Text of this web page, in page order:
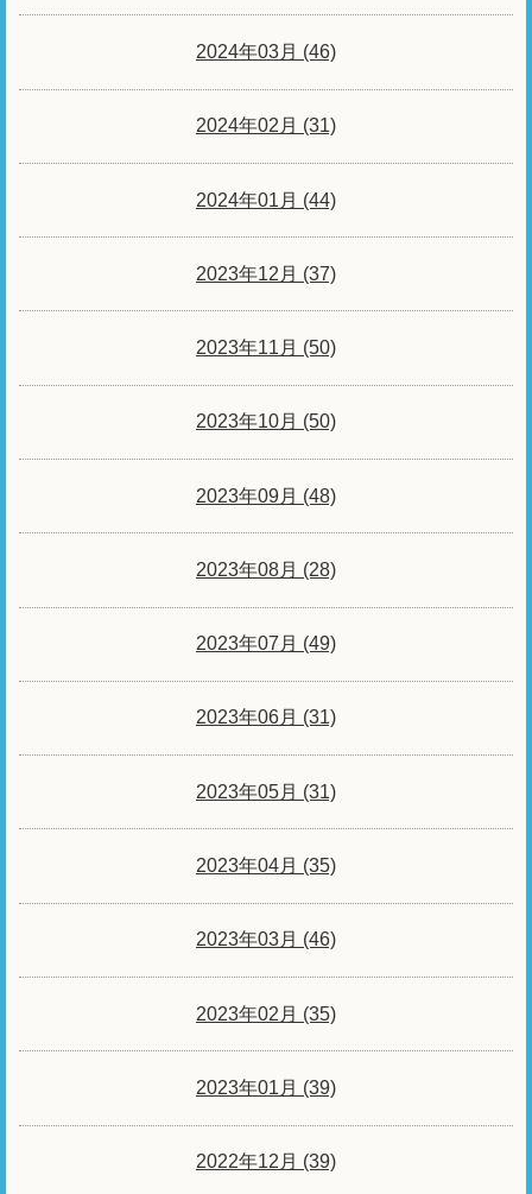
2024年03月 (46)
2024年02月 (31)
2024年01月 (44)
2023年12月 (37)
2023年11月 (50)
2023年10月 (50)
2023年09月 (48)
2023年08月 (28)
2023年07月 (49)
2023年06月 (31)
2023年05月 (31)
2023年04月 (35)
2023年03月 (46)
2023年02月 (35)
2023年01月 (39)
2022年12月 (39)